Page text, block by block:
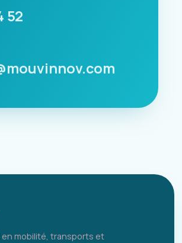
52
mobilité, transports et